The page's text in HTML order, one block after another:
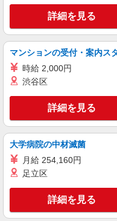
ホン
55）
キープ
アルバイト
コンパスグループ・ジャパ
調理補助
時給1,100円以
(試用期間2ヶ月) 残業が発生し
分単位で
キヤ
地１９－
キープ
アルバイト パート
詳細を見る
マンションの受付・案内ス
時給 2,000円
渋谷区
詳細を見る
大学病院の中材滅菌
月給 254,160円
足立区
詳細を見る